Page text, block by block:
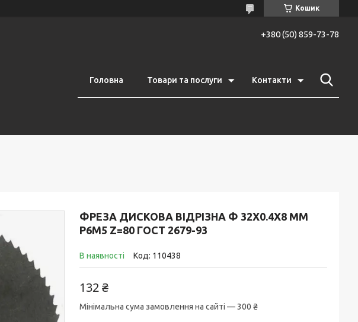
Кошик
+380 (50) 859-73-78
Головна Товари та послуги Контакти
ФРЕЗА ДИСКОВА ВІДРІЗНА Ф 32Х0.4Х8 ММ
Р6М5 Z=80 ГОСТ 2679-93
В наявності Код: 110438
132 ₴
Мінімальна сума замовлення на сайті — 300 ₴